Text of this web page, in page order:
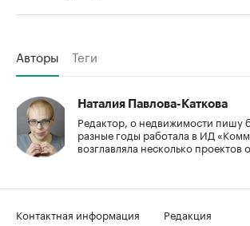
Авторы Теги
Наталия Павлова-Каткова
Редактор, о недвижимости пишу
разные годы работала в ИД
возглавляла несколько
Контактная информация
Редакция